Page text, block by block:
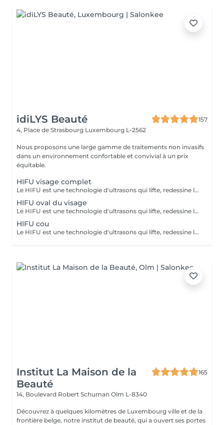
idiLYS Beauté
157
4, Place de Strasbourg Luxembourg L-2562
Nous proposons une large gamme de traitements non invasifs
dans un environnement confortable et convivial à un prix
équitable.
HIFU visage complet
Le HIFU est une technologie d'ultrasons qui lifte, redessine les contours du visage et raffermit la peau en ciblant les couches profondes pour un effet anti-âge. La LUMINOTHÉRAPIE du visage consiste à exposer la peau à des lumières LED afin de stimuler le renouvellement cellulaire et améliorer l'éclat du teint.
HIFU oval du visage
Le HIFU est une technologie d'ultrasons qui lifte, redessine les contours du visage et raffermit la peau en ciblant les couches profondes pour un effet anti-âge.
HIFU cou
Le HIFU est une technologie d'ultrasons qui lifte, redessine les contours du visage et raffermit la peau en ciblant les couches profondes pour un effet anti-âge. La LUMINOTHÉRAPIE du cou consiste à exposer la peau à des lumières LED afin de stimuler le renouvellement cellulaire et améliorer la texture de la peau.
Institut La Maison de la
Beauté
165
14, Boulevard Robert Schuman Olm L-8340
Découvrez à quelques kilomètres de Luxembourg ville et de la
frontière belge, notre institut de beauté, qui a ouvert ses portes